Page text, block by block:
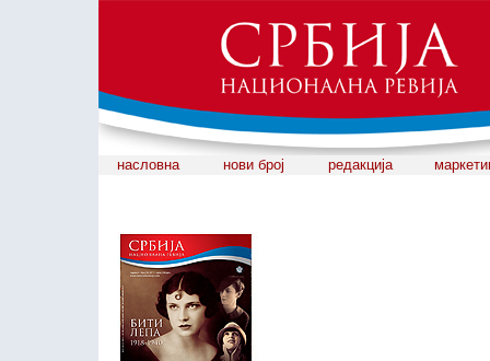
насловна нови број редакција